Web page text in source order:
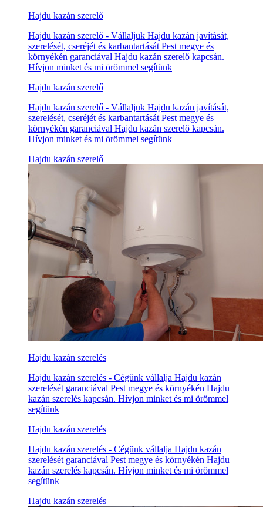
Hajdu kazán szerelő
Hajdu kazán szerelő - Vállaljuk Hajdu kazán javítását,
szerelését, cseréjét és karbantartását Pest megye és
környékén garanciával Hajdu kazán szerelő kapcsán.
Hívjon minket és mi örömmel segítünk
Hajdu kazán szerelő
Hajdu kazán szerelő - Vállaljuk Hajdu kazán javítását,
szerelését, cseréjét és karbantartását Pest megye és
környékén garanciával Hajdu kazán szerelő kapcsán.
Hívjon minket és mi örömmel segítünk
Hajdu kazán szerelő
Hajdu kazán szerelés
Hajdu kazán szerelés - Cégünk vállalja Hajdu kazán
szerelését garanciával Pest megye és környékén Hajdu
kazán szerelés kapcsán. Hívjon minket és mi örömmel
segítünk
Hajdu kazán szerelés
Hajdu kazán szerelés - Cégünk vállalja Hajdu kazán
szerelését garanciával Pest megye és környékén Hajdu
kazán szerelés kapcsán. Hívjon minket és mi örömmel
segítünk
Hajdu kazán szerelés